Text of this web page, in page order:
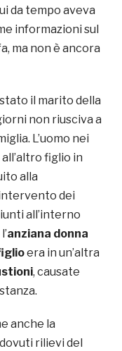
da tempo aveva
informazioni sul
ma non è ancora
il marito della
non riusciva a
L’uomo nei
figlio in
alla
dei
all’interno
anziana donna
era in un’altra
, causate
anche la
rilievi del